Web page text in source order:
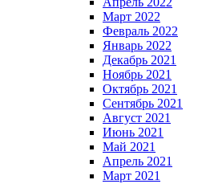
Март 2022
Февраль 2022
Январь 2022
Декабрь 2021
Ноябрь 2021
Октябрь 2021
Сентябрь 2021
Август 2021
Июнь 2021
Май 2021
Апрель 2021
Март 2021